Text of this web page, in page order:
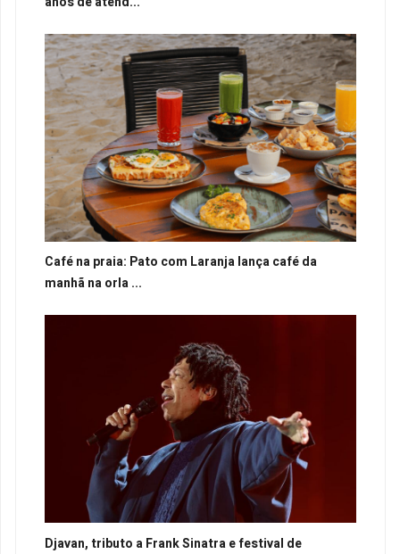
Café na praia: Pato com Laranja lança café da
manhã na orla ...
Djavan, tributo a Frank Sinatra e festival de